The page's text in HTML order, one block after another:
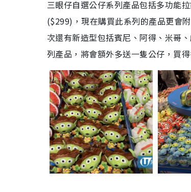
三眼仔自選公仔系列產品包括多功能
($299)，現在購買此系列的產品更會
次還有新造型包括賓尼、阿得、米哥
列產品，將會額外多送一隻公仔，買得